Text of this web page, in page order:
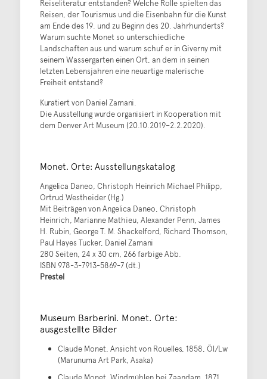
Reiseliteratur entstanden? Welche Rolle spielten das
Reisen, der Tourismus und die Eisenbahn für die Kunst
am Ende des 19. und zu Beginn des 20. Jahrhunderts?
Warum suchte Monet so unterschiedliche
Landschaften aus und warum schuf er in Giverny mit
seinem Wassergarten einen Ort, an dem in seinen
letzten Lebensjahren eine neuartige malerische
Freiheit entstand?
Kuratiert von Daniel Zamani.
Die Ausstellung wurde organisiert in Kooperation mit
dem Denver Art Museum (20.10.2019–2.2.2020).
Monet. Orte: Ausstellungskatalog
Angelica Daneo, Christoph Heinrich Michael Philipp,
Ortrud Westheider (Hg.)
Mit Beiträgen von Angelica Daneo, Christoph
Heinrich, Marianne Mathieu, Alexander Penn, James
H. Rubin, George T. M. Shackelford, Richard Thomson,
Paul Hayes Tucker, Daniel Zamani
280 Seiten, 24 x 30 cm, 266 farbige Abb.
ISBN 978-3-7913-5869-7 (dt.)
Prestel
Museum Barberini. Monet. Orte:
ausgestellte Bilder
Claude Monet, Ansicht von Rouelles, 1858, Öl/Lw
(Marunuma Art Park, Asaka)